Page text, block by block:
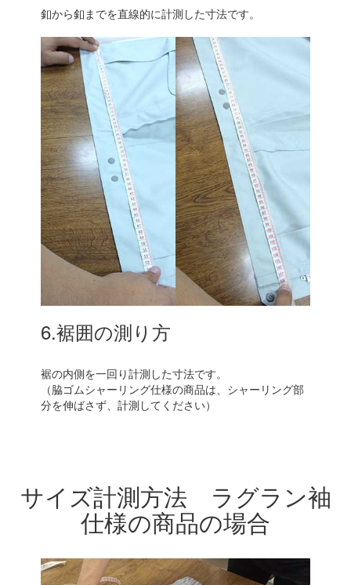
釦から釦までを直線的に計測した寸法です。
6.裾囲の測り方
裾の内側を一回り計測した寸法です。
（脇ゴムシャーリング仕様の商品は、シャーリング部
分を伸ばさず、計測してください）
サイズ計測方法 ラグラン袖
仕様の商品の場合